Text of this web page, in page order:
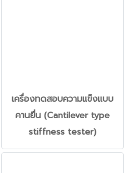
เครื่องทดสอบความแข็งแบบ
คานยื่น (Cantilever type
stiffness tester)